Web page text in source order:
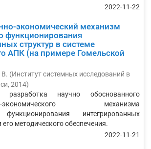
2022-11-22
экономический механизм
функционирования
структур в системе
АПК (на примере Гомельской
(Институт системных исследований в
, 2014)
научно обоснованного
экономического механизма
интегрированных
методического обеспечения.
2022-11-21